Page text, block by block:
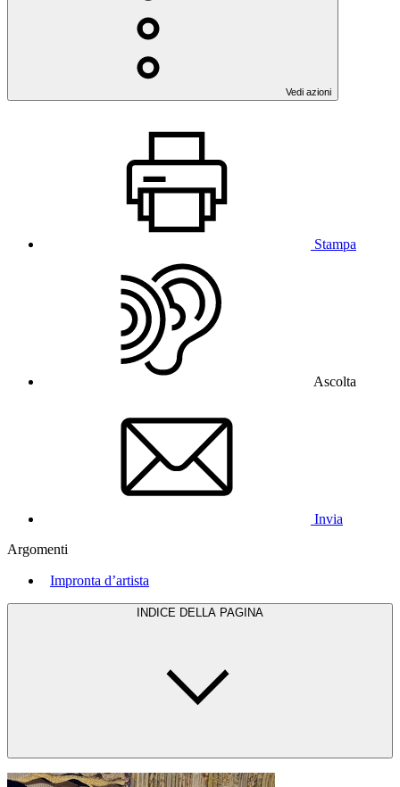
Vedi azioni
Stampa
Ascolta
Invia
Argomenti
Impronta d’artista
INDICE DELLA PAGINA